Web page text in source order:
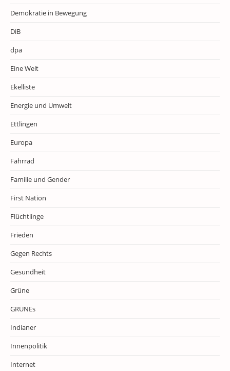
Demokratie in Bewegung
DiB
dpa
Eine Welt
Ekelliste
Energie und Umwelt
Ettlingen
Europa
Fahrrad
Familie und Gender
First Nation
Flüchtlinge
Frieden
Gegen Rechts
Gesundheit
Grüne
GRÜNEs
Indianer
Innenpolitik
Internet